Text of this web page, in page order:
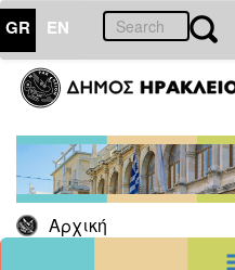
GR EN
Αρχική
01
Ιούλιος
2026
Δευ Τρι Τετ Πεμ Παρ
1 2 3
4
5
12
13 14 15 16 17
18
25